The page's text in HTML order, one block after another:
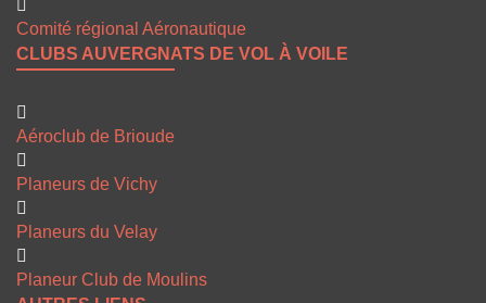
Comité régional Aéronautique
CLUBS AUVERGNATS DE VOL À VOILE
Aéroclub de Brioude
Planeurs de Vichy
Planeurs du Velay
Planeur Club de Moulins